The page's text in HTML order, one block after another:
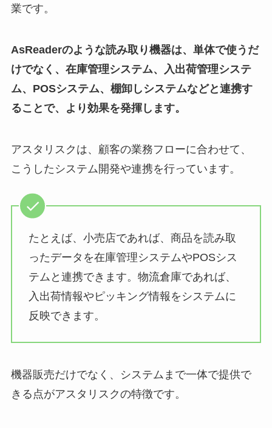
業です。
AsReaderのような読み取り機器は、単体で使うだ
けでなく、在庫管理システム、入出荷管理システ
ム、POSシステム、棚卸しシステムなどと連携す
ることで、より効果を発揮します。
アスタリスクは、顧客の業務フローに合わせて、
こうしたシステム開発や連携を行っています。
たとえば、小売店であれば、商品を読み取
ったデータを在庫管理システムやPOSシス
テムと連携できます。物流倉庫であれば、
入出荷情報やピッキング情報をシステムに
反映できます。
機器販売だけでなく、システムまで一体で提供で
きる点がアスタリスクの特徴です。